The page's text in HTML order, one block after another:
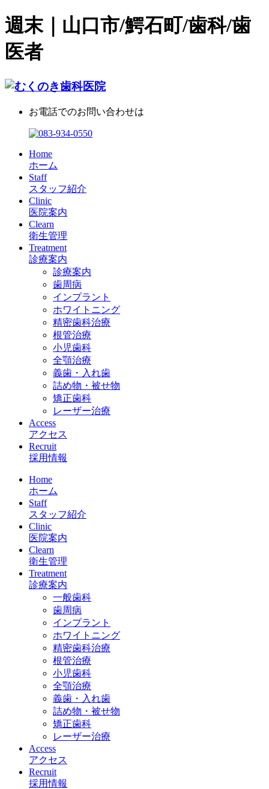
週末｜山口市/鰐石町/歯科/歯
医者
お電話でのお問い合わせは
Home
ホーム
Staff
スタッフ紹介
Clinic
医院案内
Clearn
衛生管理
Treatment
診療案内
診療案内
歯周病
インプラント
ホワイトニング
精密歯科治療
根管治療
小児歯科
全顎治療
義歯・入れ歯
詰め物・被せ物
矯正歯科
レーザー治療
Access
アクセス
Recruit
採用情報
Home
ホーム
Staff
スタッフ紹介
Clinic
医院案内
Clearn
衛生管理
Treatment
診療案内
一般歯科
歯周病
インプラント
ホワイトニング
精密歯科治療
根管治療
小児歯科
全顎治療
義歯・入れ歯
詰め物・被せ物
矯正歯科
レーザー治療
Access
アクセス
Recruit
採用情報